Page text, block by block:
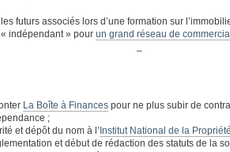
futurs associés lors d’une formation sur
indépendant » pour un grand réseau de
–
La Boîte à Finances pour ne plus subir de
;
et dépôt du nom à l’ Institut National de la
et début de rédaction des statuts de la